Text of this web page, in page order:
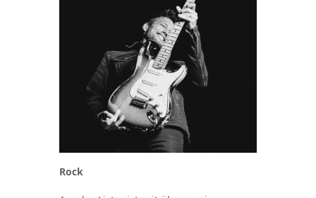
Datenschutzerklärung
Rock